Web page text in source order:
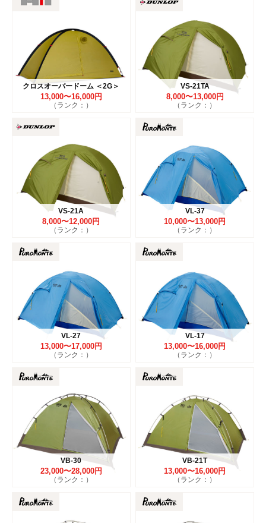
クロスオーバードーム ＜2G＞
13,000〜16,000円
（ランク：）
VS-21TA
8,000〜13,000円
（ランク：）
VS-21A
8,000〜12,000円
（ランク：）
VL-37
10,000〜13,000円
（ランク：）
VL-27
13,000〜17,000円
（ランク：）
VL-17
13,000〜16,000円
（ランク：）
VB-30
23,000〜28,000円
（ランク：）
VB-21T
13,000〜16,000円
（ランク：）